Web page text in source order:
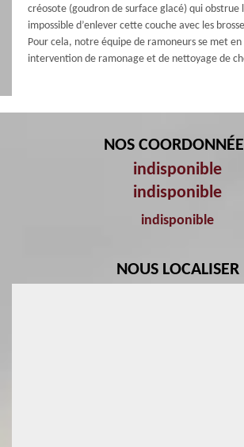
créosote (goudron de surface glacé) qui obstrue
impossible d’enlever cette couche avec les
Pour cela, notre équipe de ramoneurs se met
intervention de ramonage et de nettoyage de
NOS
indisponible
indisponible
indisponible
NOUS LOCALISER